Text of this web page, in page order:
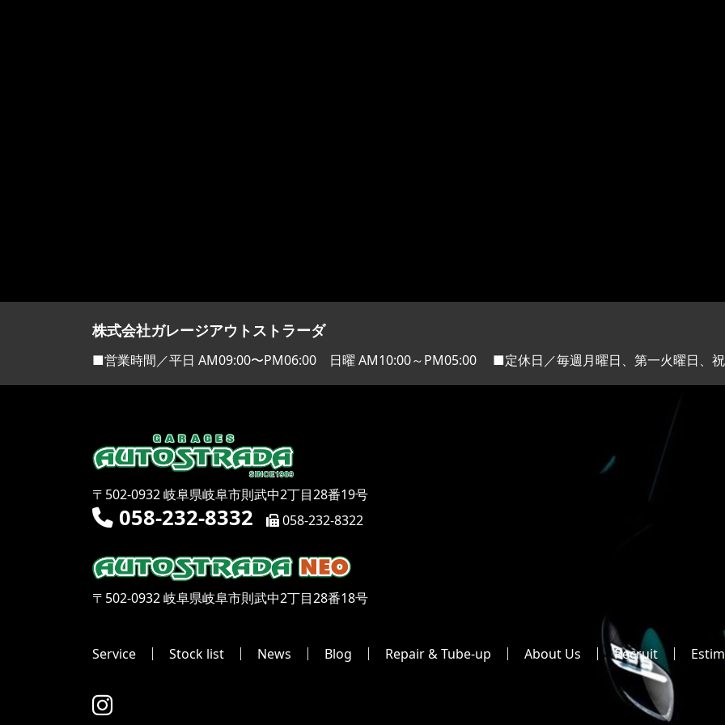
株式会社ガレージアウトストラーダ
■営業時間／平日 AM09:00〜PM06:00 日曜 AM10:00～PM05:00 ■定休日／毎週月曜日、第一火曜日、
〒502-0932 岐阜県岐阜市則武中2丁目28番19号
058-232-8332 058-232-8322
〒502-0932 岐阜県岐阜市則武中2丁目28番18号
Service Stock list News Blog Repair & Tube-up About Us Recruit